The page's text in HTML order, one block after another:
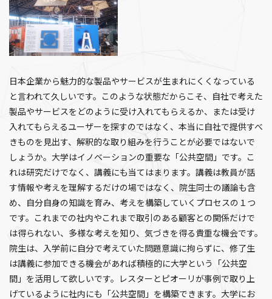
日本企業から魅力的な製品やサービスが生まれにくくなっている
と言われて久しいです。このような状態だからこそ、自社で考えた
製品やサービスをどのように受け入れてもらえるか、または受け
入れてもらえるユーザーを探すのではなく、本当に自社で提供すべ
きものを見出す、解釈的な取り組みを行うことが必要ではないで
しょうか。大学はイノベーションの重要な「公共空間」です。こ
れは研究だけでなく、講義にも当てはまります。講義は教員が話
す情報や考えを理解するだけの場ではなく、院生同士の議論も含
め、自分自身の知識を育み、考えを構築していくプロセスの１つ
です。これまでの社内やこれまで取引のある顧客との関係だけで
は得られない、多様な考えを知り、気づきを得る貴重な機会です。
院生は、入学前に自分で考えていた問題意識に拘らずに、修了生
は講義に参加できる機会があれば積極的に大学という「公共空
間」を活用して欲しいです。レスターとピオーリが事例で取り上
げているように社内にも「公共空間」を構築できます。大学にお